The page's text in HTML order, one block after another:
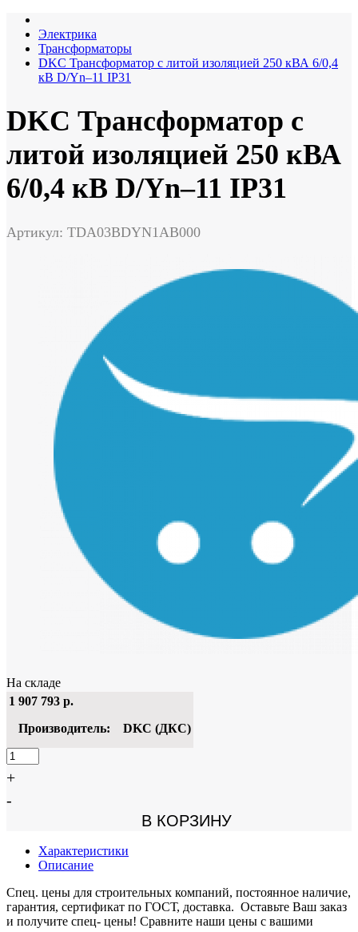
Электрика
Трансформаторы
DKC Трансформатор с литой изоляцией 250 кВА 6/0,4
кВ D/Yn–11 IP31
DKC Трансформатор с
литой изоляцией 250 кВА
6/0,4 кВ D/Yn–11 IP31
Артикул: TDA03BDYN1AB000
На складе
1 907 793 р.
Производитель:
DKC (ДКС)
+
-
В КОРЗИНУ
Характеристики
Описание
Спец. цены для строительных компаний, постоянное наличие,
гарантия, сертификат по ГОСТ, доставка. Оставьте Ваш заказ
и получите спец- цены! Сравните наши цены с вашими